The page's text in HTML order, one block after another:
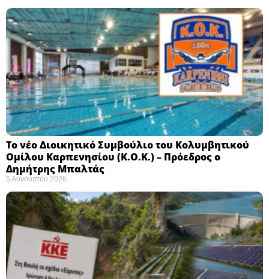
Το νέο Διοικητικό Συμβούλιο του Κολυμβητικού
Ομίλου Καρπενησίου (Κ.Ο.Κ.) – Πρόεδρος ο
Δημήτρης Μπαλτάς
5 Αυγούστου 2026